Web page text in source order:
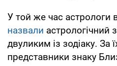
У той же час астрологи
назвали астрологічний
двуликим із зодіаку. За
представники знаку